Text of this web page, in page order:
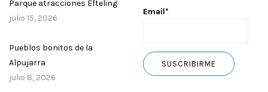
Parque atracciones Efteling
julio 15, 2026
Pueblos bonitos de la
Alpujarra
julio 8, 2026
Email*